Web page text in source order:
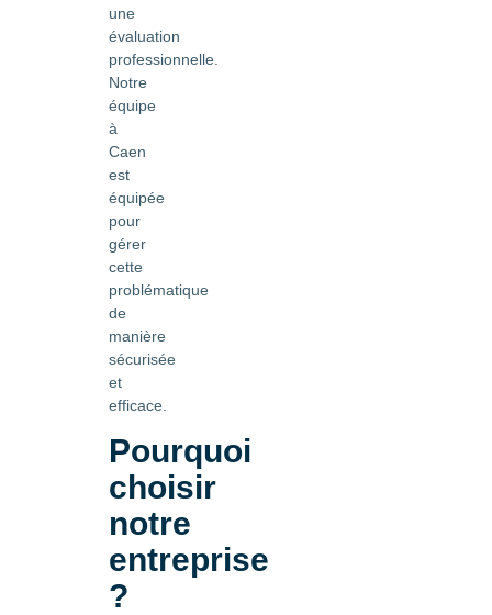
une
évaluation
professionnelle.
Notre
équipe
à
Caen
est
équipée
pour
gérer
cette
problématique
de
manière
sécurisée
et
efficace.
Pourquoi
choisir
notre
entreprise
?